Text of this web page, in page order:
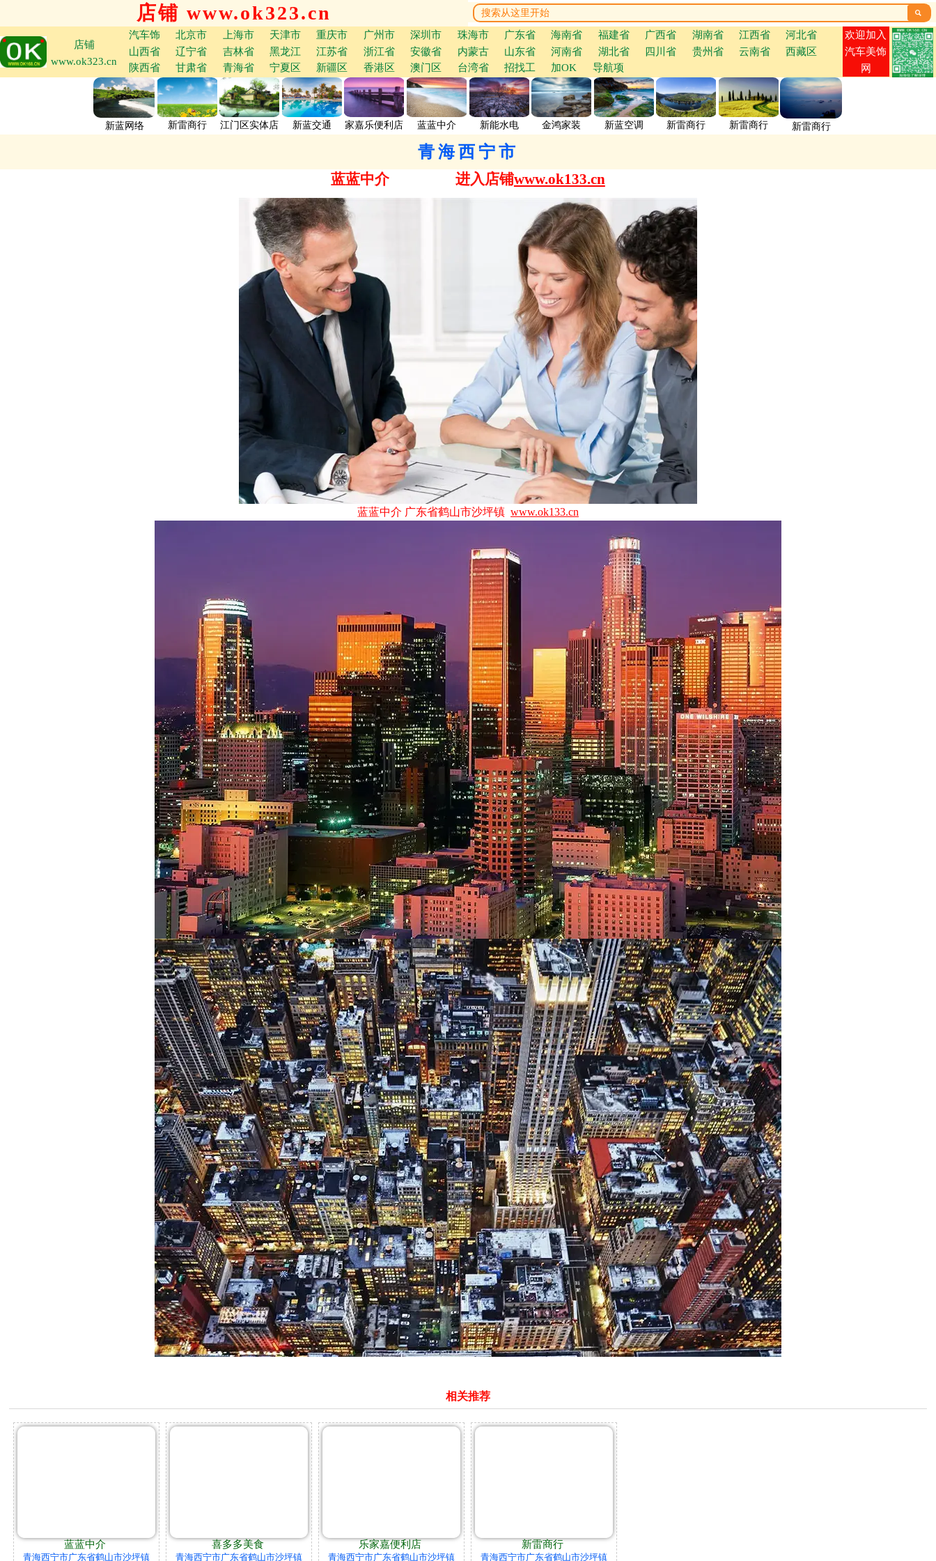
店铺 www.ok323.cn 
店铺
www.ok323.cn
汽车饰 北京市 上海市 天津市 重庆市 广州市 深圳市 珠海市 广东省 海南省 福建省 广西省 湖南省 江西省
河北省
山西省
辽宁省 吉林省 黑龙江 江苏省 浙江省 安徽省 内蒙古 山东省 河南省 湖北省 四川省 贵州省 云南省
西藏区
陕西省
甘肃省 青海省 宁夏区 新疆区 香港区 澳门区 台湾省 招找工 加OK 导航项
欢迎加入
汽车美饰
网
新蓝网络 新雷商行 江门区实体店 新蓝交通 家嘉乐便利店 蓝蓝中介 新能水电 金鸿家装 新蓝空调 新雷商行 新雷商行 新雷商行
青海西宁市
蓝蓝中介 进入店铺www.ok133.cn
蓝蓝中介 广东省鹤山市沙坪镇 www.ok133.cn
相关推荐
蓝蓝中介
青海西宁市广东省鹤山市沙坪镇
喜多多美食
青海西宁市广东省鹤山市沙坪镇
乐家嘉便利店
青海西宁市广东省鹤山市沙坪镇
新雷商行
青海西宁市广东省鹤山市沙坪镇